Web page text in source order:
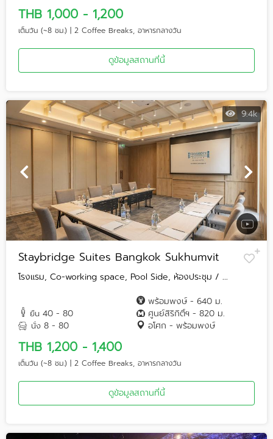
THB 1,000 - 1,200
เต็มวัน (~8 ชม.) | 2 Coffee Breaks, อาหารกลางวัน
ดูข้อมูลสถานที่นี้
9.4k
Staybridge Suites Bangkok Sukhumvit
โรงแรม, Co-working space, Pool Side, ห้องประชุม / ...
ยืน 40 - 80
นั่ง 8 - 80
พร้อมพงษ์ - 640 ม.
ศูนย์สิริกิติ์ฯ - 820 ม.
อโศก - พร้อมพงษ์
THB 1,200 - 1,400
เต็มวัน (~8 ชม.) | 2 Coffee Breaks, อาหารกลางวัน
ดูข้อมูลสถานที่นี้